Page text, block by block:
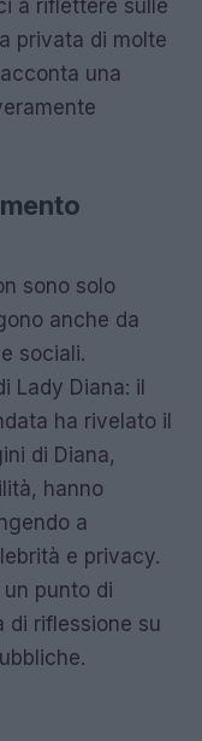
a riflettere sulle
privata di molte
una
sono solo
anche da
sociali.
Lady Diana: il
ha rivelato il
di Diana,
hanno
a
e privacy.
punto di
di riflessione su